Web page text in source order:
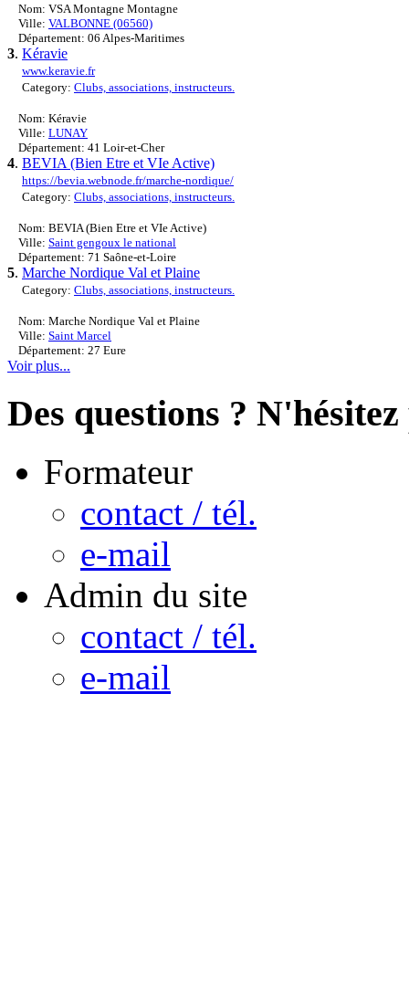
Nom: VSA Montagne Montagne
Ville: VALBONNE (06560)
Département: 06 Alpes-Maritimes
3. Kéravie
www.keravie.fr
Category: Clubs, associations, instructeurs.
Nom: Kéravie
Ville: LUNAY
Département: 41 Loir-et-Cher
4. BEVIA (Bien Etre et VIe Active)
https://bevia.webnode.fr/marche-nordique/
Category: Clubs, associations, instructeurs.
Nom: BEVIA (Bien Etre et VIe Active)
Ville: Saint gengoux le national
Département: 71 Saône-et-Loire
5. Marche Nordique Val et Plaine
Category: Clubs, associations, instructeurs.
Nom: Marche Nordique Val et Plaine
Ville: Saint Marcel
Département: 27 Eure
Voir plus...
Des questions ?
Formateur
contact / tél.
e-mail
Admin du site
contact / tél.
e-mail